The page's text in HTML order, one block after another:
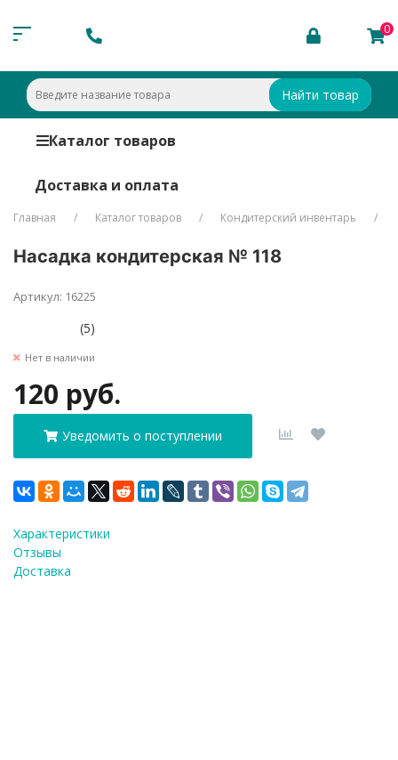
0
Найти товар
Каталог товаров
Доставка и оплата
Главная Каталог товаров Кондитерский инвентарь
Насадка кондитерская № 118
Артикул: 16225
(5)
Нет в наличии
120 руб.
Уведомить о поступлении
Характеристики
Отзывы
Доставка